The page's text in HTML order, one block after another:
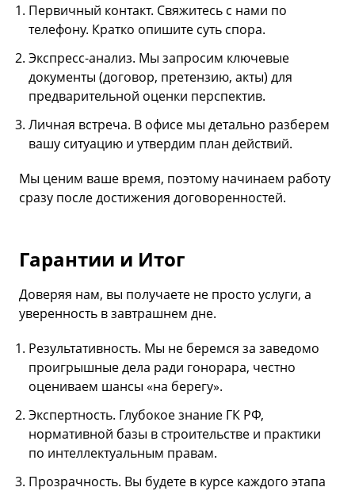
Первичный контакт. Свяжитесь с нами по
телефону. Кратко опишите суть спора.
Экспресс-анализ. Мы запросим ключевые
документы (договор, претензию, акты) для
предварительной оценки перспектив.
Личная встреча. В офисе мы детально разберем
вашу ситуацию и утвердим план действий.
Мы ценим ваше время, поэтому начинаем работу
сразу после достижения договоренностей.
Гарантии и Итог
Доверяя нам, вы получаете не просто услуги, а
уверенность в завтрашнем дне.
Результативность. Мы не беремся за заведомо
проигрышные дела ради гонорара, честно
оцениваем шансы «на берегу».
Экспертность. Глубокое знание ГК РФ,
нормативной базы в строительстве и практики
по интеллектуальным правам.
Прозрачность. Вы будете в курсе каждого этапа